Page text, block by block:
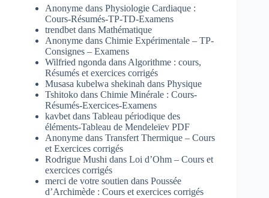
Anonyme dans Physiologie Cardiaque :
Cours-Résumés-TP-TD-Examens
trendbet dans Mathématique
Anonyme dans Chimie Expérimentale – TP-
Consignes – Examens
Wilfried ngonda dans Algorithme : cours,
Résumés et exercices corrigés
Musasa kubelwa shekinah dans Physique
Tshitoko dans Chimie Minérale : Cours-
Résumés-Exercices-Examens
kavbet dans Tableau périodique des
éléments-Tableau de Mendeleïev PDF
Anonyme dans Transfert Thermique – Cours
et Exercices corrigés
Rodrigue Mushi dans Loi d’Ohm – Cours et
exercices corrigés
merci de votre soutien dans Poussée
d’Archimède : Cours et exercices corrigés